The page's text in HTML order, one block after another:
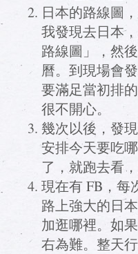
日本的路線圖
我發現去日本
路線圖」，然
曆。到現場會
要滿足當初排
很不開心。
幾次以後，發
安排今天要吃
了，就跑去看
現在有 FB，每
路上強大的日
加逛哪裡。如
右為難。整天